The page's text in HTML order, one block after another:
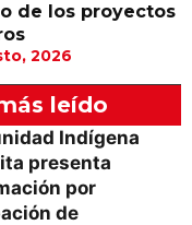
de los proyectos
2026
leído
Indígena
presenta
por
de